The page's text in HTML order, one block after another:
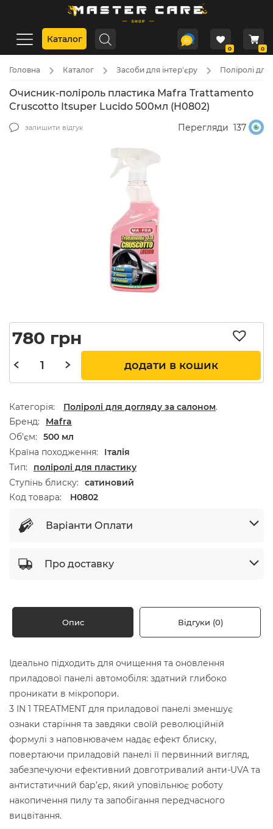
Каталог
0 0
Головна Каталог Засоби для інтер'єру Поліролі
Очисник-поліроль пластика Mafra Trattamento
Cruscotto Itsuper Lucido 500мл (H0802)
залишити відгук Перегляди 137
780 грн
додати в кошик
Категорія: Поліролі для догляду за салоном.
Бренд
Mafra
Об'єм
500 мл
Країна походження
Італія
Тип
поліролі для пластику
Ступінь блиску
сатиновий
Код товара:
H0802
Варіанти Оплати
Про доставку
Опис Відгуки (0)
Ідеально підходить для очищення та оновлення
приладової панелі автомобіля: здатний глибоко
проникати в мікропори.
3 IN 1 TREATMENT для приладової панелі зменшує
ознаки старіння та завдяки своїй революційній
формулі з наповнювачем надає ефект блиску,
повертаючи приладовій панелі її первинний вигляд,
забезпечуючи ефективний довготривалий анти-UVA та
антистатичний бар’єр, який уповільнює роботу
накопичення пилу та запобігання передчасного
вицвітання.